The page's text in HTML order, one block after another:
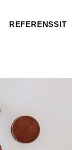
REFERENSSIT